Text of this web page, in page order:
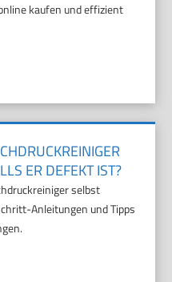
kaufen und effizient
ER DEFEKT IST?
selbst
Anleitungen und Tipps